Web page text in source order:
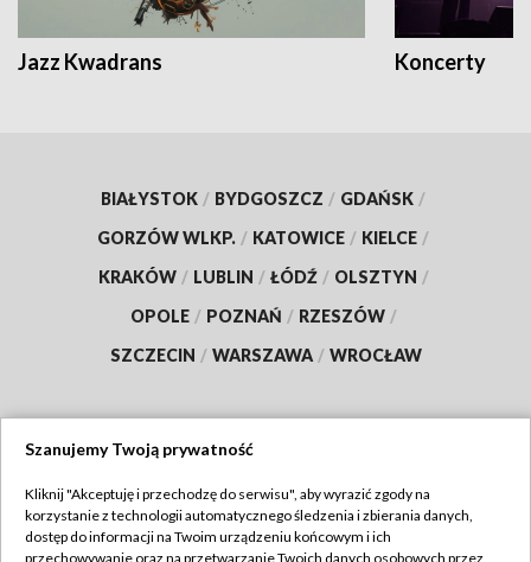
Jazz Kwadrans Koncerty
BIAŁYSTOK / BYDGOSZCZ / GDAŃSK /
GORZÓW WLKP. / KATOWICE / KIELCE /
KRAKÓW / LUBLIN / ŁÓDŹ / OLSZTYN /
OPOLE / POZNAŃ / RZESZÓW /
SZCZECIN / WARSZAWA / WROCŁAW
TVP
Szanujemy Twoją prywatność
Kliknij "Akceptuję i przechodzę do serwisu", aby wyrazić zgody na
korzystanie z technologii automatycznego śledzenia i zbierania danych,
dostęp do informacji na Twoim urządzeniu końcowym i ich
przechowywanie oraz na przetwarzanie Twoich danych osobowych przez